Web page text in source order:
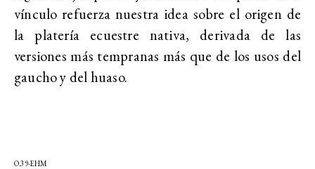
vínculo refuerza nuestra idea sobre el origen de
la platería ecuestre nativa, derivada de las
versiones más tempranas más que de los usos del
gaucho y del huaso.
O.39-EHM